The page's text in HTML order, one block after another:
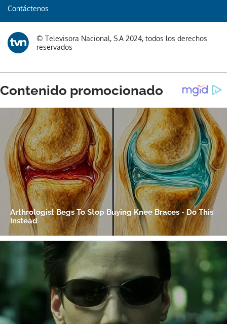
Contáctenos
© Televisora Nacional, S.A 2024, todos los derechos
reservados